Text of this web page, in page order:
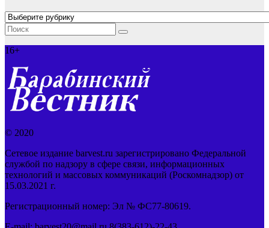
Рубрики
16+
© 2020
Сетевое издание barvest.ru зарегистрировано Федеральной
службой по надзору в сфере связи, информационных
технологий и массовых коммуникаций (Роскомнадзор) от
15.03.2021 г.
Регистрационный номер: Эл № ФС77-80619.